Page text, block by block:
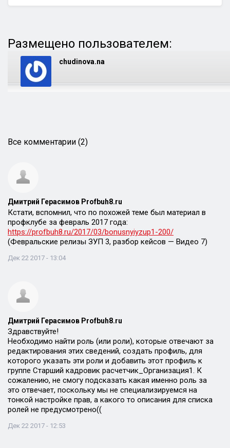
Размещено пользователем:
chudinova.na
Все комментарии (2)
Дмитрий Герасимов Profbuh8.ru
Кстати, вспомнил, что по похожей теме был материал в
профклубе за февраль 2017 года:
https://profbuh8.ru/2017/03/bonusnyiyzup1-200/
(Февральские релизы ЗУП 3, разбор кейсов — Видео 7)
Дек 22 2017 - 13:04
Дмитрий Герасимов Profbuh8.ru
Здравствуйте!
Необходимо найти роль (или роли), которые отвечают за
редактирования этих сведений, создать профиль, для
которого указать эти роли и добавить этот профиль к
группе Старший кадровик расчетчик_Организация1. К
сожалению, не смогу подсказать какая именно роль за
это отвечает, поскольку мы не специализируемся на
тонкой настройке прав, а какого то описания для списка
ролей не предусмотрено((
Дек 22 2017 - 12:53